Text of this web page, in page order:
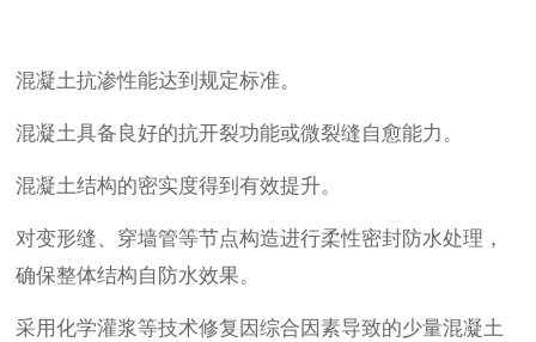
混凝土抗渗性能达到规定标准。
混凝土具备良好的抗开裂功能或微裂缝自愈能力。
混凝土结构的密实度得到有效提升。
对变形缝、穿墙管等节点构造进行柔性密封防水处理，
确保整体结构自防水效果。
采用化学灌浆等技术修复因综合因素导致的少量混凝土